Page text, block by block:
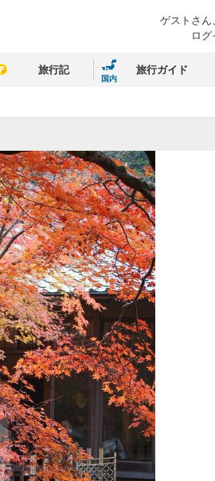
ゲストさん、
ログ
旅行記
国内
旅行ガイド